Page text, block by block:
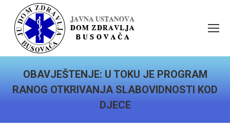
OBAVJEŠTENJE: U TOKU JE PROGRAM
RANOG OTKRIVANJA SLABOVIDNOSTI KOD
DJECE